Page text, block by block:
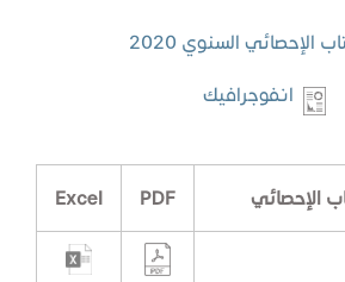
الإحصائي السنوي 2020
انفوجرافيك
الإحصائي PDF
Excel